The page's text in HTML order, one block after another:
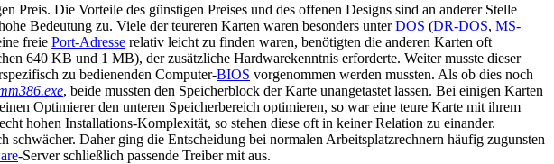
Die Vorteile des günstigen Preises und des offenen Designs sind an anderer Stelle
Bedeutung zu. Viele der teureren Karten waren besonders unterDOS (DR-DOS, MS-
freie Port-Adresse relativ leicht zu finden waren, benötigten die anderen Karten oft
640 KB und 1 MB), der zusätzliche Hardwarekenntnis erforderte. Weiter musste dieser
zu bedienenden Computer-BIOS vorgenommen werden mussten. Als ob dies noch
, beide mussten den Speicherblock der Karte unangetastet lassen. Bei einigen Karten
Optimierer den unteren Speicherbereich optimieren, so war eine teure Karte mit ihrem
hohen Installations-Komplexität, so stehen diese oft in keiner Relation zu einander.
Daher ging die Entscheidung bei normalen Arbeitsplatzrechnern häufig zugunsten
-Server schließlich passende Treiber mit aus.